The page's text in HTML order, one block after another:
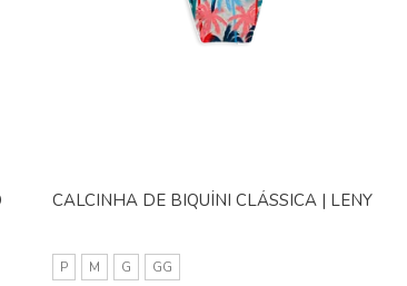
CALCINHA DE BIQUÍNI CLÁSSICA | LENY
P M G GG